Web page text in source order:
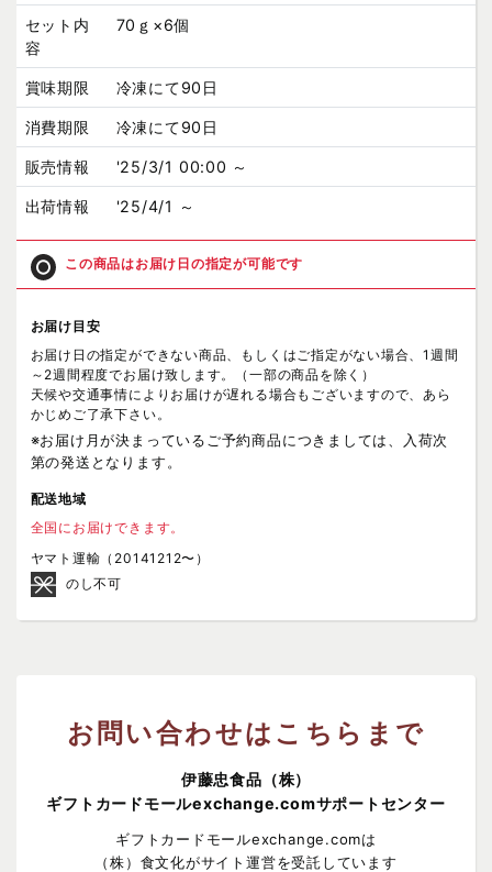
セット内
容
70ｇ×6個
賞味期限 冷凍にて90日
消費期限 冷凍にて90日
販売情報 '25/3/1 00:00 ～
出荷情報 '25/4/1 ～
この商品はお届け日の指定が可能です
お届け目安
お届け日の指定ができない商品、もしくはご指定がない場合、1週間
～2週間程度でお届け致します。（一部の商品を除く）
天候や交通事情によりお届けが遅れる場合もございますので、あら
かじめご了承下さい。
※お届け月が決まっているご予約商品につきましては、入荷次
第の発送となります。
配送地域
全国にお届けできます。
ヤマト運輸（20141212〜）
のし不可
お問い合わせはこちらまで
伊藤忠食品（株）
ギフトカードモールexchange.comサポートセンター
ギフトカードモールexchange.comは
（株）食文化がサイト運営を受託しています